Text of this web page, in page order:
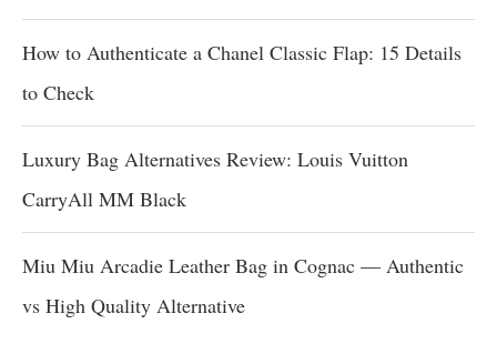
How to Authenticate a Chanel Classic Flap: 15 Details
to Check
Luxury Bag Alternatives Review: Louis Vuitton
CarryAll MM Black
Miu Miu Arcadie Leather Bag in Cognac — Authentic
vs High Quality Alternative